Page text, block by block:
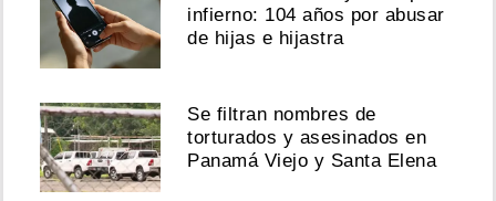
infierno: 104 años por abusar
de hijas e hijastra
Se filtran nombres de
torturados y asesinados en
Panamá Viejo y Santa Elena